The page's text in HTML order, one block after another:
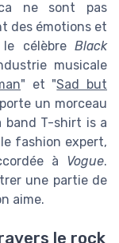
ne sont pas
des émotions et
célèbre Black
musicale
" et "Sad but
un morceau
band T-shirt is a
fashion expert,
à Vogue.
une partie de
aime.
le rock